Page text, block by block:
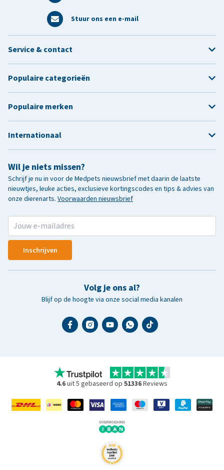
Stuur ons een e-mail
Wil je niets missen?
Schrijf je nu in voor de Medpets nieuwsbrief met daarin de laatste
nieuwtjes, leuke acties, exclusieve kortingscodes en tips & advies van
onze dierenarts. Voorwaarden nieuwsbrief
Inschrijven
Volg je ons al?
Blijf op de hoogte via onze social media kanalen
Service & contact
Populaire categorieën
Populaire merken
Internationaal
4.6uit 5 gebaseerd op 51336Reviews